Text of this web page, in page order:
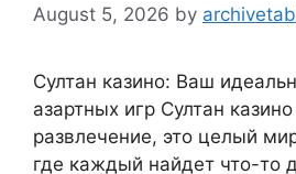
August 5, 2026 by
Султан казино: Ваш
азартных игр Султан
развлечение, это целый
где каждый найдет что-то